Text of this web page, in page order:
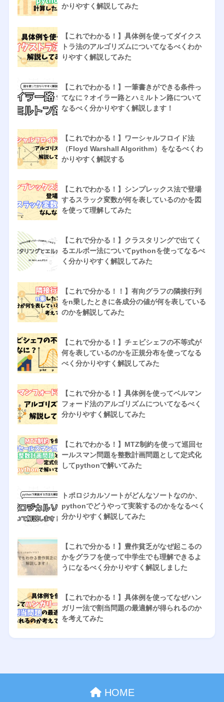
かりやすく解説してみた
【これでわかる！】具体例を使ってダイクス
トラ法のアルゴリズムについてなるべくわか
りやすく解説してみた
【これでわかる！】一筆書きができる条件っ
てなに？オイラー路とハミルトン路について
なるべく分かりやすく解説します！
【これでわかる！】ワーシャルフロイド法
（Floyd Warshall Algorithm）をなるべくわ
かりやすく解説する
【これでわかる！】シンプレックス法で登場
するスラック変数が何を表しているのかを図
を使って理解してみた
【これで分かる！】クラスタリングで出てく
るエルボー法についてpythonを使ってなるべ
く分かりやすく解説してみた
【これで分かる！！】有向グラフの隣接行列
をn乗したときに各成分の値が何を表している
のかを解説してみた
【これで分かる！】チェビシェフの不等式が
何を表しているのかを正規分布を使ってなる
べく分かりやすく解説してみた
【これで分かる！】具体例を使ってベルマン
フォード法のアルゴリズムについてなるべく
分かりやすく解説してみた
【これでわかる！】MTZ制約を使って巡回セ
ールスマン問題を整数計画問題として定式化
してpythonで解いてみた
トポロジカルソートがどんなソートなのか、
pythonでどうやって実装するのかをなるべく
分かりやすく解説してみた
【これで分かる！】豊作貧乏がなぜ起こるの
かをグラフを使って中学生でも理解できるよ
うになるべく分かりやすく解説しました
【これでわかる！】具体例を使ってなぜハン
ガリー法で割当問題の最適解が得られるのか
を考えてみた
HOME